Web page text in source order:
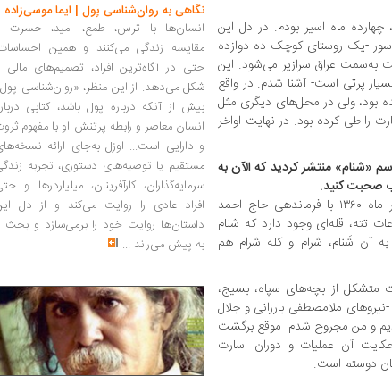
از مرداد سال ۶۰ که اسیر شدم، تا شهریور ۱۳۶۱، چهارده ماه اسیر بودم. در دل این
-یک روستای کوچک ده دوازده
به‌سمت عراق سرازیر می‌شود. این
پرتی است- آشنا شدم. در واقع
شده بود، ولی در محل‌های دیگری مثل
را طی کرده بود. در نهایت اواخر
«شنام» منتشر کردید که الآن به
صحبت کنید.
کتاب شنام، اسم عملیاتی است که در اواخر تیر ماه ۱۳۶۰ با فرماندهی حاج احمد
تته، قله‌ای وجود دارد که شنام
آن شَنام، شرام و کله شرام هم
متشکل از بچه‌های سپاه، بسیج،
ملامصطفی بارزانی و جلال
و من مجروح شدم. موقع برگشت
آن عملیات و دوران اسارت
دوستم است.
نگاهی به روان‌شناسی پول | ایما موسی‌زاده
انسان‌ها با ترس، طمع، امید، حسرت
مقایسه زندگی می‌کنند و همین
حتی در آگاه‌ترین افراد، تصمیم‌های مالی
شکل می‌دهد. از این منظر، «روان‌شناسی
بیش از آنکه درباره پول باشد، کتابی
انسان معاصر و رابطه پرتنش او با مفهوم
و دارایی است... اوزل به‌جای ارائه
مستقیم یا توصیه‌های دستوری، تجربه
سرمایه‌گذاران، کارآفرینان، میلیاردرها و
افراد عادی را روایت می‌کند و از دل
داستان‌ها روایت خود را برمی‌سازد و بحث
به پیش می‌راند ...